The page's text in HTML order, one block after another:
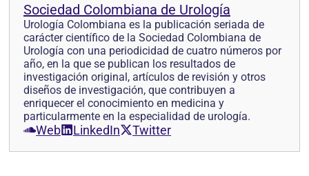
Sociedad Colombiana de Urología
Urología Colombiana es la publicación seriada de
carácter científico de la Sociedad Colombiana de
Urología con una periodicidad de cuatro números por
año, en la que se pub­lican los resultados de
investigación original, artículos de revisión y otros
diseños de investi­gación, que contribuyen a
enriquecer el conocimiento en medicina y
particularmente en la especialidad de urología.
Web LinkedIn Twitter